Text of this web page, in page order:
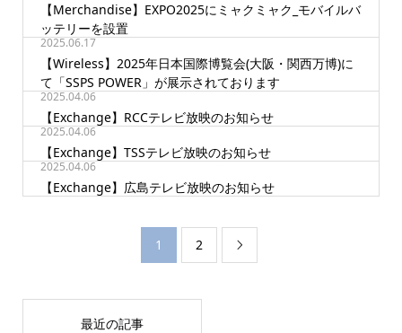
【Merchandise】EXPO2025にミャクミャク_モバイルバ
ッテリーを設置
2025.06.17
【Wireless】2025年日本国際博覧会(大阪・関西万博)に
て「SSPS POWER」が展示されております
2025.04.06
【Exchange】RCCテレビ放映のお知らせ
2025.04.06
【Exchange】TSSテレビ放映のお知らせ
2025.04.06
【Exchange】広島テレビ放映のお知らせ
1 2 
最近の記事